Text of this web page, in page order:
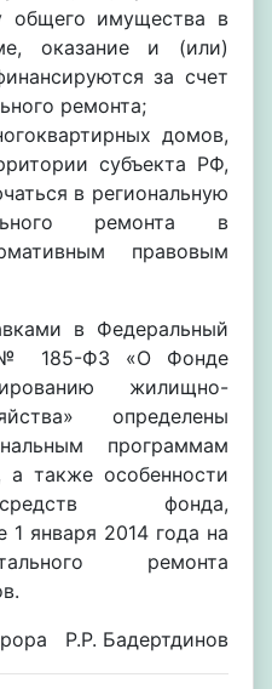
общего имущества в
оказание и (или)
за счет
ремонта;
домов,
субъекта РФ,
в региональную
ремонта в
правовым
в Федеральный
№ 185-ФЗ «О Фонде
жилищно-
определены
программам
а также особенности
фонда,
1 января 2014 года на
ремонта
Р.Р. Бадертдинов